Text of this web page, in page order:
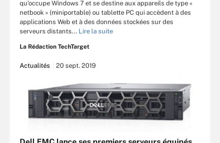
qu'occupe Windows 7 et se destine aux appareils de type «
netbook » (miniportable) ou tablette PC qui accèdent à des
applications Web et à des données stockées sur des
serveurs distants... Lire la suite
La Rédaction TechTarget
Actualités 20 sept. 2019